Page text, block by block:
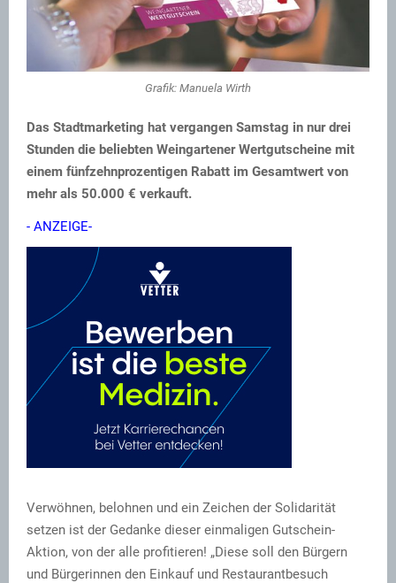
Grafik: Manuela Wirth
Das Stadtmarketing hat vergangen Samstag in nur drei
Stunden die beliebten Weingartener Wertgutscheine mit
einem fünfzehnprozentigen Rabatt im Gesamtwert von
mehr als 50.000 € verkauft.
- ANZEIGE-
Verwöhnen, belohnen und ein Zeichen der Solidarität
setzen ist der Gedanke dieser einmaligen Gutschein-
Aktion, von der alle profitieren! „Diese soll den Bürgern
und Bürgerinnen den Einkauf und Restaurantbesuch